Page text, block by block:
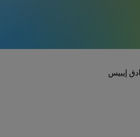
إيبيس